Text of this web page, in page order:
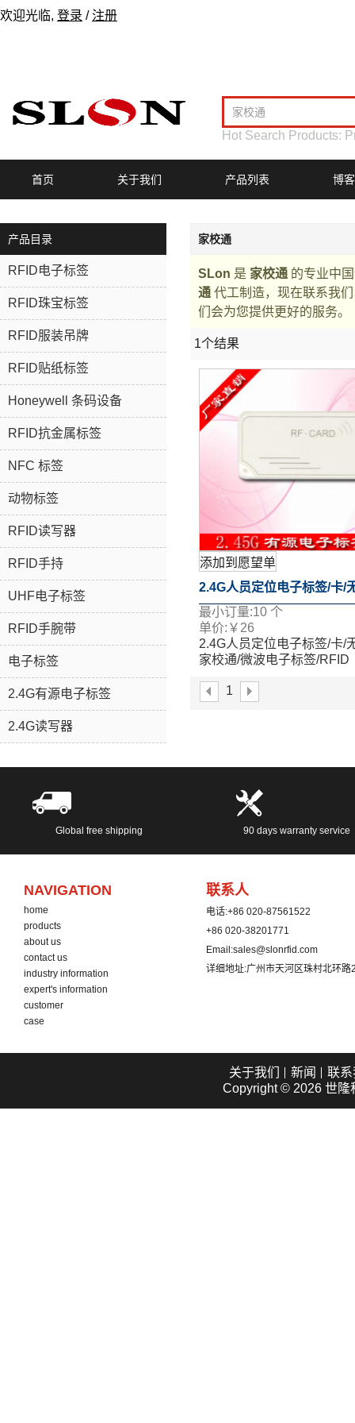
欢迎光临, 登录 / 注册
Hot Search Products:
首页 关于我们 产品列表 博客
产品目录
RFID电子标签
RFID珠宝标签
RFID服装吊牌
RFID贴纸标签
Honeywell 条码设备
RFID抗金属标签
NFC 标签
动物标签
RFID读写器
RFID手持
UHF电子标签
RFID手腕带
电子标签
2.4G有源电子标签
2.4G读写器
家校通
SLon 是 家校通 的专业中
通 代工制造，现在联系我
们会为您提供更好的服务。
1个结果
添加到愿望单
2.4G人员定位电子标签/卡/
家校通/微波电子标签/RFID
最小订量:10 个
单价: ￥ 26
2.4G人员定位电子标签/卡/
家校通/微波电子标签/RFID
1
Global free shipping 90 days warranty service
NAVIGATION
home
products
about us
contact us
industry information
expert's information
customer
case
联系人
电话:+86 020-87561522
+86 020-38201771
Email:sales@slonrfid.com
详细地址:广州市天河区珠村北环
关于我们 新闻
联
Copyright © 2026 世隆